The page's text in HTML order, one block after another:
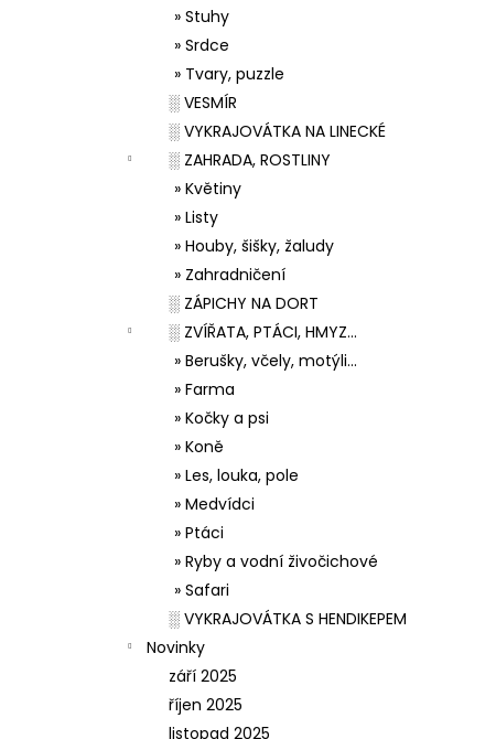
» Stuhy
» Srdce
» Tvary, puzzle
░ VESMÍR
░ VYKRAJOVÁTKA NA LINECKÉ
░ ZAHRADA, ROSTLINY
» Květiny
» Listy
» Houby, šišky, žaludy
» Zahradničení
░ ZÁPICHY NA DORT
░ ZVÍŘATA, PTÁCI, HMYZ...
» Berušky, včely, motýli...
» Farma
» Kočky a psi
» Koně
» Les, louka, pole
» Medvídci
» Ptáci
» Ryby a vodní živočichové
» Safari
░ VYKRAJOVÁTKA S HENDIKEPEM
Novinky
září 2025
říjen 2025
listopad 2025